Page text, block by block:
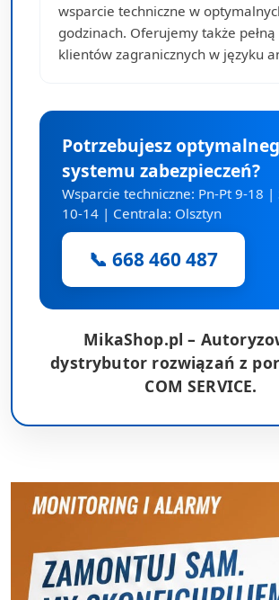
wsparcie techniczne w
godzinach. Oferujemy także pełną
klientów zagranicznych w języku
Potrzebujesz
systemu zabezpieczeń?
Wsparcie techniczne: Pn-Pt 9-18 |
10-14 | Centrala: Olsztyn
📞 668 460 487
MikaShop.pl –
dystrybutor rozwiązań z
COM SERVICE.